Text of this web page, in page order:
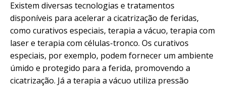
Existem diversas tecnologias e tratamentos
disponíveis para acelerar a cicatrização de feridas,
como curativos especiais, terapia a vácuo, terapia com
laser e terapia com células-tronco. Os curativos
especiais, por exemplo, podem fornecer um ambiente
úmido e protegido para a ferida, promovendo a
cicatrização. Já a terapia a vácuo utiliza pressão